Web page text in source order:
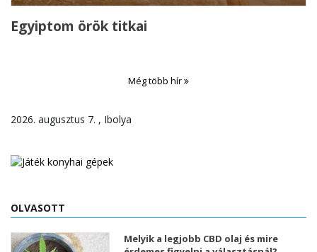
Egyiptom örök titkai
Még több hír
2026. augusztus 7. , Ibolya
OLVASOTT
Melyik a legjobb CBD olaj és mire